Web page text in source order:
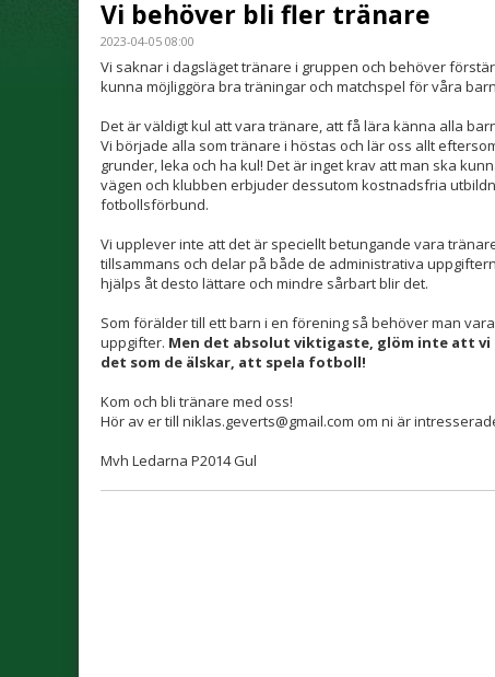
Vi behöver bli fler tränare
2023-04-05 08:00
Vi saknar i dagsläget tränare i gruppen och behöver
kunna möjliggöra bra träningar och matchspel för våra
Det är väldigt kul att vara tränare, att få lära känna alla
Vi började alla som tränare i höstas och lär oss allt
grunder, leka och ha kul! Det är inget krav att man ska
vägen och klubben erbjuder dessutom kostnadsfria
fotbollsförbund.
Vi upplever inte att det är speciellt betungande vara
tillsammans och delar på både de administrativa
hjälps åt desto lättare och mindre sårbart blir det.
Som förälder till ett barn i en förening så behöver man
uppgifter. Men det absolut viktigaste, glöm inte att
det som de älskar, att spela fotboll!
Kom och bli tränare med oss!
Hör av er till niklas.geverts@gmail.com om ni är
Mvh Ledarna P2014 Gul